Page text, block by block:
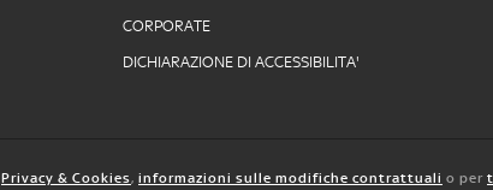
CORPORATE
DICHIARAZIONE DI ACCESSIBILITA'
Privacy & Cookies, informazioni sulle modifiche contrattuali o per